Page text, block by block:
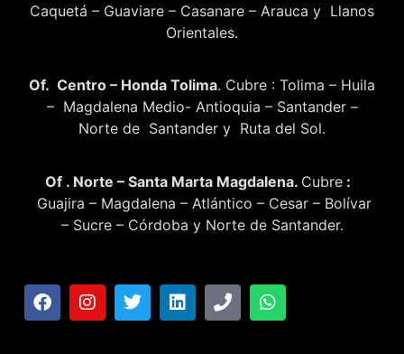
Caquetá – Guaviare – Casanare – Arauca y Llanos
Orientales.
Of. Centro – Honda Tolima. Cubre : Tolima – Huila
– Magdalena Medio- Antioquia – Santander –
Norte de Santander y Ruta del Sol.
Of . Norte – Santa Marta Magdalena. Cubre :
Guajira – Magdalena – Atlántico – Cesar – Bolívar
– Sucre – Córdoba y Norte de Santander.